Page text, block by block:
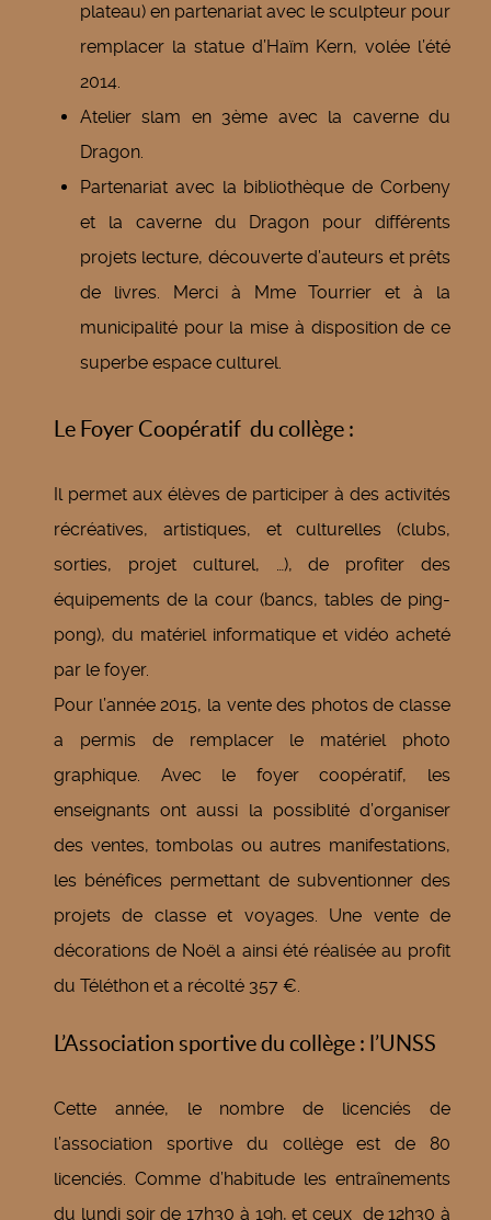
plateau) en partenariat avec le sculpteur pour
remplacer la statue d’Haïm Kern, volée l’été
2014.
Atelier slam en 3ème avec la caverne du
Dragon.
Partenariat avec la bibliothèque de Corbeny
et la caverne du Dragon pour différents
projets lecture, découverte d’auteurs et prêts
de livres. Merci à Mme Tourrier et à la
municipalité pour la mise à disposition de ce
superbe espace culturel.
Le Foyer Coopératif du collège :
Il permet aux élèves de participer à des activités
récréatives, artistiques, et culturelles (clubs,
sorties, projet culturel, …), de profiter des
équipements de la cour (bancs, tables de ping-
pong), du matériel informatique et vidéo acheté
par le foyer.
Pour l’année 2015, la vente des photos de classe
a permis de remplacer le matériel photo
graphique. Avec le foyer coopératif, les
enseignants ont aussi la possiblité d’organiser
des ventes, tombolas ou autres manifestations,
les bénéfices permettant de subventionner des
projets de classe et voyages. Une vente de
décorations de Noël a ainsi été réalisée au profit
du Téléthon et a récolté 357 €.
L’Association sportive du collège : l’UNSS
Cette année, le nombre de licenciés de
l’association sportive du collège est de 80
licenciés. Comme d’habitude les entraînements
du lundi soir de 17h30 à 19h, et ceux de 12h30 à